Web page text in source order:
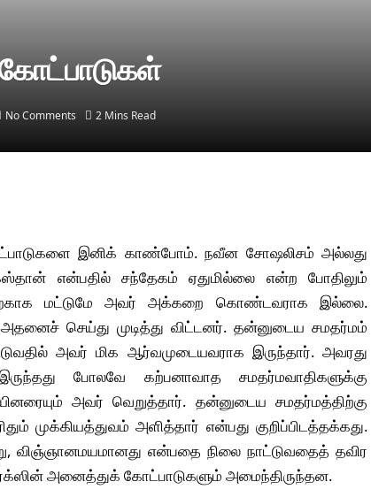
No Comments 2 Mins Read
இனிக் காண்போம். நவீன சோஷலிசம் அல்லது
என்பதில் சந்தேகம் ஏதுமில்லை என்ற போதிலும்
மட்டுமே அவர் அக்கறை கொண்டவராக இல்லை.
செய்து முடித்து விட்டனர். தன்னுடைய சமதர்மம்
அவர் மிக ஆர்வமுடையவராக இருந்தார். அவரது
போலவே கற்பனாவாத சமதர்மவாதிகளுக்கு
அவர் வெறுத்தார். தன்னுடைய சமதர்மத்திற்கு
முக்கியத்துவம் அளித்தார் என்பது குறிப்பிடத்தக்கது.
விஞ்ஞானமயமானது என்பதை நிலை நாட்டுவதைத் தவிர
அனைத்துக் கோட்பாடுகளும் அமைந்திருந்தன.